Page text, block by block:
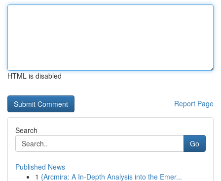
HTML is disabled
Report Page
Search
Go
Published News
1 {Arcmira: A In-Depth Analysis into the Emer...